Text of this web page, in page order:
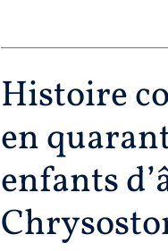
Histoire
en
enfants